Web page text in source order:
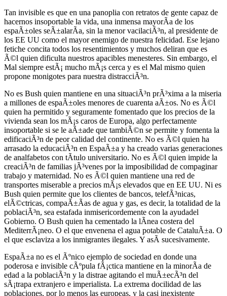
Tan invisible es que en una panoplia con retratos de gente capaz de
hacernos insoportable la vida, una inmensa mayorÃ­a de los
espaÃ±oles seÃ±alarÃ­a, sin la menor vacilaciÃ³n, al presidente de
los EE UU como el mayor enemigo de nuestra felicidad. Ese lejano
fetiche concita todos los resentimientos y muchos deliran que es
Ã©l quien dificulta nuestros apacibles menesteres. Sin embargo, el
Mal siempre estÃ¡ mucho mÃ¡s cerca y es el Mal mismo quien
propone monigotes para nuestra distracciÃ³n.
No es Bush quien mantiene en una situaciÃ³n prÃ³xima a la miseria
a millones de espaÃ±oles menores de cuarenta aÃ±os. No es Ã©l
quien ha permitido y seguramente fomentado que los precios de la
vivienda sean los mÃ¡s caros de Europa, algo perfectamente
insoportable si se le aÃ±ade que tambiÃ©n se permite y fomenta la
edificaciÃ³n de peor calidad del continente. No es Ã©l quien ha
arrasado la educaciÃ³n en EspaÃ±a y ha creado varias generaciones
de analfabetos con tÃ­tulo universitario. No es Ã©l quien impide la
creaciÃ³n de familias jÃ³venes por la imposibilidad de compaginar
trabajo y maternidad. No es Ã©l quien mantiene una red de
transportes miserable a precios mÃ¡s elevados que en EE UU. Ni es
Bush quien permite que los clientes de bancos, telefÃ³nicas,
elÃ©ctricas, compaÃ±Ã­as de agua y gas, es decir, la totalidad de la
poblaciÃ³n, sea estafada inmisericordemente con la ayudadel
Gobierno. O Bush quien ha cementado la lÃ­nea costera del
MediterrÃ¡neo. O el que envenena el agua potable de CataluÃ±a. O
el que esclaviza a los inmigrantes ilegales. Y asÃ­ sucesivamente.
EspaÃ±a no es el Ãºnico ejemplo de sociedad en donde una
poderosa e invisible cÃºpula fÃ¡ctica mantiene en la minorÃ­a de
edad a la poblaciÃ³n y la distrae agitando el muÃ±ecÃ³n del
sÃ¡trapa extranjero e imperialista. La extrema docilidad de las
poblaciones, por lo menos las europeas, y la casi inexistente